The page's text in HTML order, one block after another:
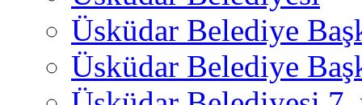
Üsküdar Belediye
Üsküdar Belediye